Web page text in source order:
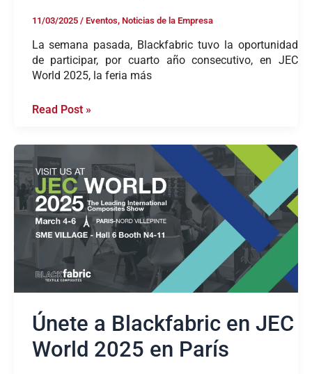
11/03/2025 / Eventos, Noticias de la Empresa
La semana pasada, Blackfabric tuvo la oportunidad
de participar, por cuarto año consecutivo, en JEC
World 2025, la feria más
Read Post »
Únete a Blackfabric en JEC
World 2025 en París
a
Blackfabric
en
JEC
World
París